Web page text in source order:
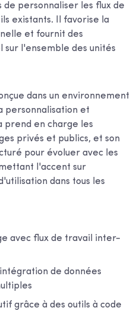
personnaliser les flux de
existants. Il favorise la
et fournit des
l'ensemble des unités
dans un environnement
personnalisation et
prend en charge les
privés et publics, et son
pour évoluer avec les
l'accent sur
dans tous les
avec flux de travail inter-
de données
grâce à des outils à code